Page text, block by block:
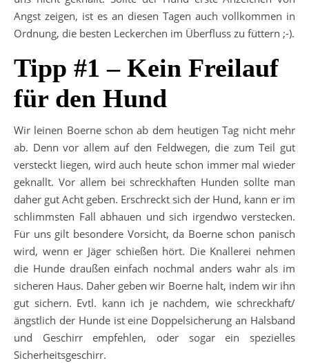
Angst zeigen, ist es an diesen Tagen auch vollkommen in
Ordnung, die besten Leckerchen im Überfluss zu füttern ;-).
Tipp #1 – Kein Freilauf
für den Hund
Wir leinen Boerne schon ab dem heutigen Tag nicht mehr
ab. Denn vor allem auf den Feldwegen, die zum Teil gut
versteckt liegen, wird auch heute schon immer mal wieder
geknallt. Vor allem bei schreckhaften Hunden sollte man
daher gut Acht geben. Erschreckt sich der Hund, kann er im
schlimmsten Fall abhauen und sich irgendwo verstecken.
Für uns gilt besondere Vorsicht, da Boerne schon panisch
wird, wenn er Jäger schießen hört. Die Knallerei nehmen
die Hunde draußen einfach nochmal anders wahr als im
sicheren Haus. Daher geben wir Boerne halt, indem wir ihn
gut sichern. Evtl. kann ich je nachdem, wie schreckhaft/
ängstlich der Hunde ist eine Doppelsicherung an Halsband
und Geschirr empfehlen, oder sogar ein spezielles
Sicherheitsgeschirr.